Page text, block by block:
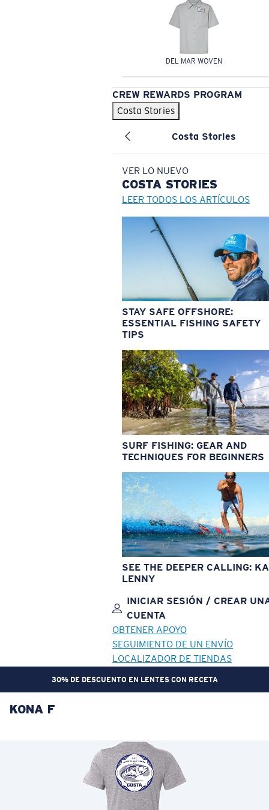
DEL MAR WOVEN
CREW REWARDS PROGRAM
Costa Stories
Costa Stories
VER LO NUEVO
COSTA STORIES
LEER TODOS LOS ARTÍCULOS
STAY SAFE OFFSHORE:
ESSENTIAL FISHING SAFETY
TIPS
SURF FISHING: GEAR AND
TECHNIQUES FOR BEGINNERS
SEE THE DEEPER CALLING:
LENNY
INICIAR SESIÓN / CREAR
CUENTA
OBTENER APOYO
SEGUIMIENTO DE UN ENVÍO
LOCALIZADOR DE TIENDAS
30% DE DESCUENTO EN LENTES CON RECETA
OBJETIVO ACTUALIZADO
Precio:
Cantidad:
Precio: Sin cargo
KONA F